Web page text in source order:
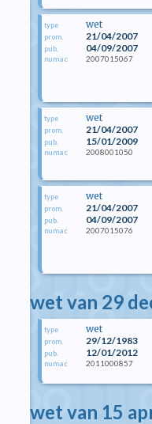
type wet
prom. 21/04/2007
pub. 04/09/2007
numac 2007015067
type wet
prom. 21/04/2007
pub. 15/01/2009
numac 2008001050
type wet
prom. 21/04/2007
pub. 04/09/2007
numac 2007015076
wet van 29
type wet
prom. 29/12/1983
pub. 12/01/2012
numac 2011000857
wet van 15